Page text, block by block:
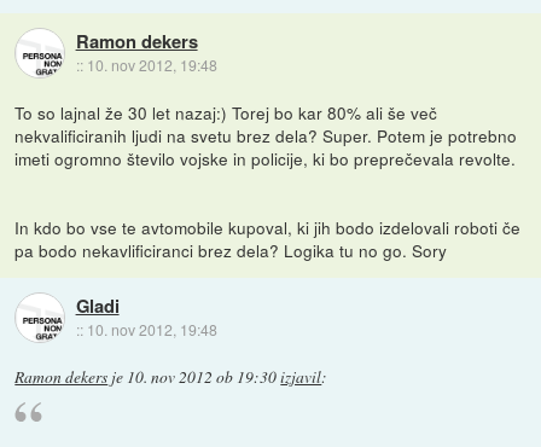
Ramon dekers
:: 10. nov 2012, 19:48
To so lajnal že 30 let nazaj:) Torej bo kar 80% ali še več
nekvalificiranih ljudi na svetu brez dela? Super. Potem je potrebno
imeti ogromno število vojske in policije, ki bo preprečevala revolte.
In kdo bo vse te avtomobile kupoval, ki jih bodo izdelovali roboti če
pa bodo nekavlificiranci brez dela? Logika tu no go. Sory
Gladi
:: 10. nov 2012, 19:48
Ramon dekers je 10. nov 2012 ob 19:30izjavil: